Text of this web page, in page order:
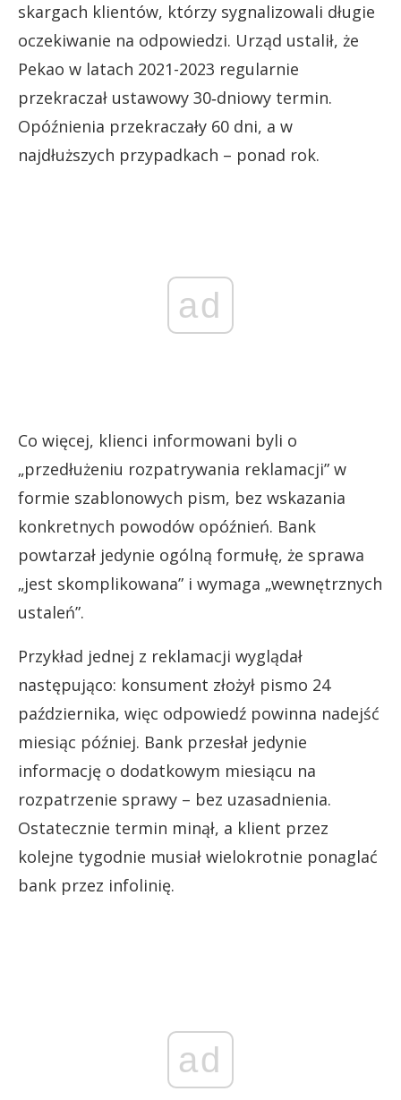
skargach klientów, którzy sygnalizowali długie
oczekiwanie na odpowiedzi. Urząd ustalił, że
Pekao w latach 2021-2023 regularnie
przekraczał ustawowy 30‑dniowy termin.
Opóźnienia przekraczały 60 dni, a w
najdłuższych przypadkach – ponad rok.
ad
Co więcej, klienci informowani byli o
„przedłużeniu rozpatrywania reklamacji” w
formie szablonowych pism, bez wskazania
konkretnych powodów opóźnień. Bank
powtarzał jedynie ogólną formułę, że sprawa
„jest skomplikowana” i wymaga „wewnętrznych
ustaleń”.
Przykład jednej z reklamacji wyglądał
następująco: konsument złożył pismo 24
października, więc odpowiedź powinna nadejść
miesiąc później. Bank przesłał jedynie
informację o dodatkowym miesiącu na
rozpatrzenie sprawy – bez uzasadnienia.
Ostatecznie termin minął, a klient przez
kolejne tygodnie musiał wielokrotnie ponaglać
bank przez infolinię.
ad